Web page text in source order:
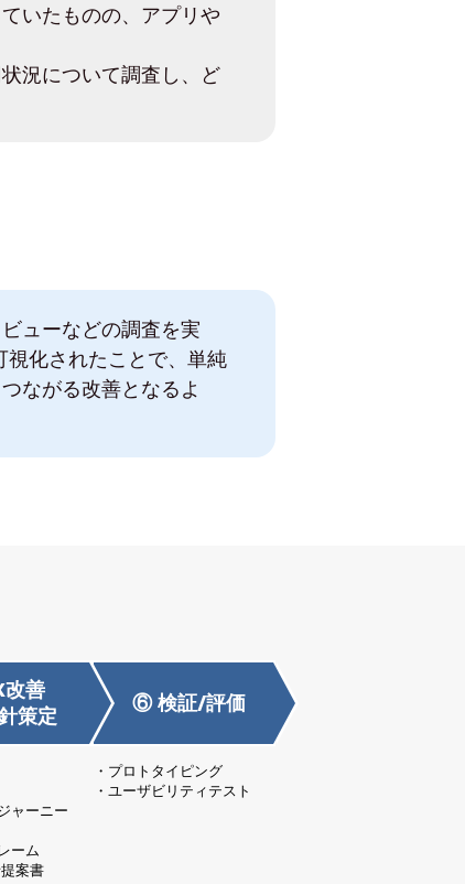
いたものの、アプリや
況について調査し、ど
ューなどの調査を実
視化されたことで、単純
ながる改善となるよ
改善
策定
ャーニー
ーム
案書
⑥ 検証/評価
プロトタイピング
ユーザビリティテスト